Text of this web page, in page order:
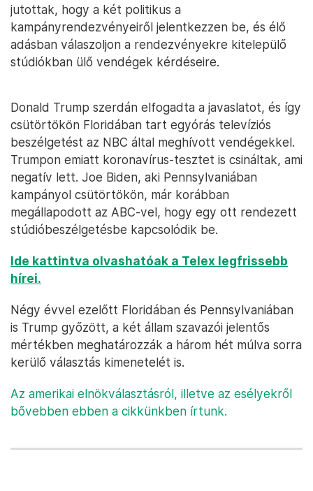
jutottak, hogy a két politikus a
kampányrendezvényeiről jelentkezzen be, és élő
adásban válaszoljon a rendezvényekre kitelepülő
stúdiókban ülő vendégek kérdéseire.
Donald Trump szerdán elfogadta a javaslatot, és így
csütörtökön Floridában tart egyórás televíziós
beszélgetést az NBC által meghívott vendégekkel.
Trumpon emiatt koronavírus-tesztet is csináltak, ami
negatív lett. Joe Biden, aki Pennsylvaniában
kampányol csütörtökön, már korábban
megállapodott az ABC-vel, hogy egy ott rendezett
stúdióbeszélgetésbe kapcsolódik be.
Ide kattintva olvashatóak a Telex legfrissebb
hírei.
Négy évvel ezelőtt Floridában és Pennsylvaniában
is Trump győzött, a két állam szavazói jelentős
mértékben meghatározzák a három hét múlva sorra
kerülő választás kimenetelét is.
Az amerikai elnökválasztásról, illetve az esélyekről
bővebben ebben a cikkünkben írtunk.